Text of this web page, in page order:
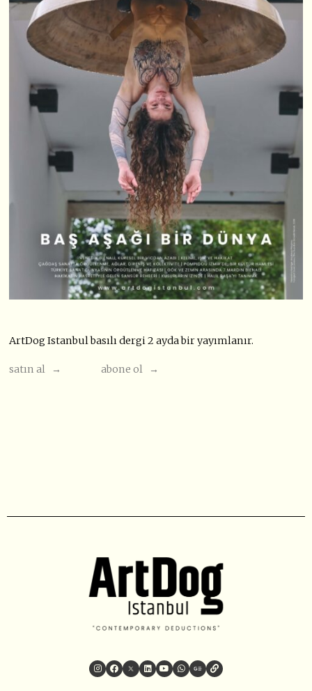
ArtDog Istanbul basılı dergi 2 ayda bir yayımlanır.
satın al → abone ol →